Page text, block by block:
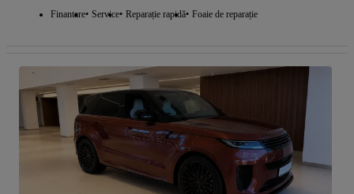
Finantare Service Reparație rapidă Foaie de reparație